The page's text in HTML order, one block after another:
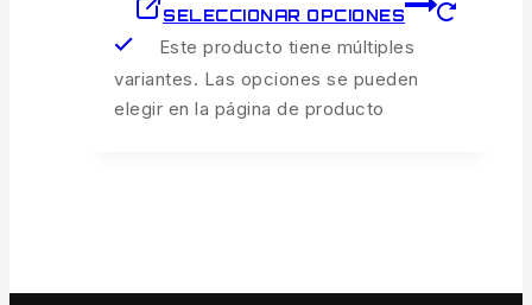
SELECCIONAR OPCIONES
Este producto tiene múltiples
variantes. Las opciones se pueden
elegir en la página de producto